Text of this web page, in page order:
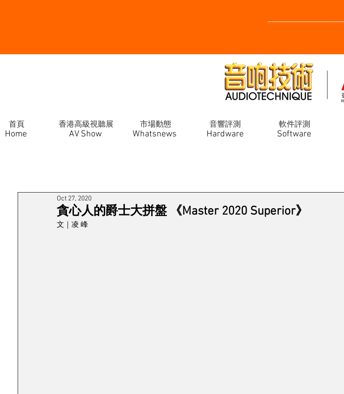
Home
首頁 香港高級視聽展 市場動態 音響評測 軟件評測
AV Show Whatsnews Hardware Software
貪心人的爵士大拼盤 《Master 2020 Superior》
Oct 27, 2020
文｜凌 峰